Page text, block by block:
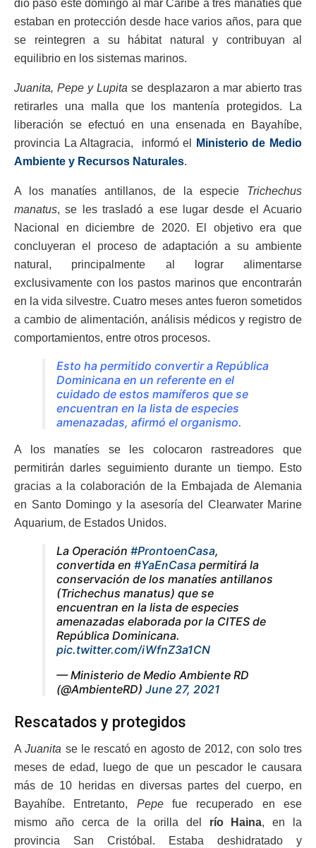
dio paso este domingo al mar Caribe a tres manatíes que
estaban en protección desde hace varios años, para que
se reintegren a su hábitat natural y contribuyan al
equilibrio en los sistemas marinos.
Juanita, Pepe y Lupita se desplazaron a mar abierto tras
retirarles una malla que los mantenía protegidos. La
liberación se efectuó en una ensenada en Bayahíbe,
provincia La Altagracia, informó el
Ministerio de Medio
Ambiente y Recursos Naturales.
A los manatíes antillanos, de la especie Trichechus
manatus, se les trasladó a ese lugar desde el Acuario
Nacional en diciembre de 2020. El objetivo era que
concluyeran el proceso de adaptación a su ambiente
natural, principalmente al lograr alimentarse
exclusivamente con los pastos marinos que encontrarán
en la vida silvestre. Cuatro meses antes fueron sometidos
a cambio de alimentación, análisis médicos y registro de
comportamientos, entre otros procesos.
Esto ha permitido convertir a República
Dominicana en un referente en el
cuidado de estos mamíferos que se
encuentran en la lista de especies
amenazadas, afirmó el organismo.
A los manatíes se les colocaron rastreadores que
permitirán darles seguimiento durante un tiempo. Esto
gracias a la colaboración de la Embajada de Alemania
en Santo Domingo y la asesoría del Clearwater Marine
Aquarium, de Estados Unidos.
La Operación #ProntoenCasa,
convertida en #YaEnCasa permitirá la
conservación de los manatíes antillanos
(Trichechus manatus) que se
encuentran en la lista de especies
amenazadas elaborada por la CITES de
República Dominicana.
pic.twitter.com/iWfnZ3a1CN
— Ministerio de Medio Ambiente RD
(@AmbienteRD) June 27, 2021
Rescatados y protegidos
AJuanita se le rescató en agosto de 2012, con solo tres
meses de edad, luego de que un pescador le causara
más de 10 heridas en diversas partes del cuerpo, en
Bayahíbe. Entretanto, Pepefue recuperado en ese
mismo año cerca de la orilla del
río Haina, en la
provincia San Cristóbal. Estaba deshidratado y